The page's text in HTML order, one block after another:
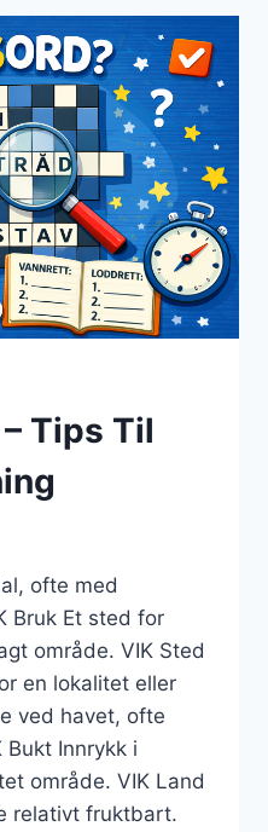
Tips Til
ofte med
Bruk Et sted for
område. VIK Sted
en lokalitet eller
ved havet, ofte
Bukt Innrykk i
område. VIK Land
relativt fruktbart.